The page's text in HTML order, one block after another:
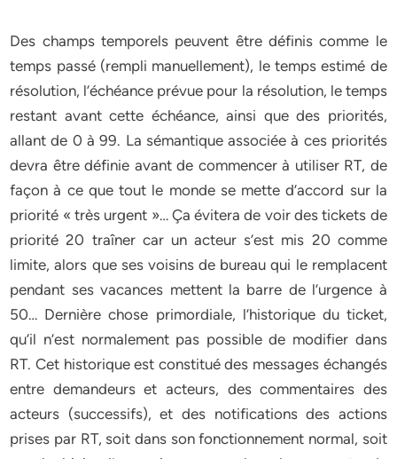
Des champs temporels peuvent être définis comme le
temps passé (rempli manuellement), le temps estimé de
résolution, l’échéance prévue pour la résolution, le temps
restant avant cette échéance, ainsi que des priorités,
allant de 0 à 99. La sémantique associée à ces priorités
devra être définie avant de commencer à utiliser RT, de
façon à ce que tout le monde se mette d’accord sur la
priorité « très urgent »… Ça évitera de voir des tickets de
priorité 20 traîner car un acteur s’est mis 20 comme
limite, alors que ses voisins de bureau qui le remplacent
pendant ses vacances mettent la barre de l’urgence à
50… Dernière chose primordiale, l’historique du ticket,
qu’il n’est normalement pas possible de modifier dans
RT. Cet historique est constitué des messages échangés
entre demandeurs et acteurs, des commentaires des
acteurs (successifs), et des notifications des actions
prises par RT, soit dans son fonctionnement normal, soit